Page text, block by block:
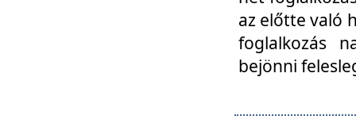
az előtte való
foglalkozás
bejönni